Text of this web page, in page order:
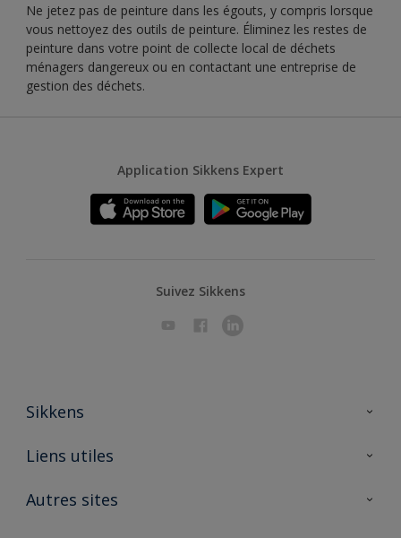
Ne jetez pas de peinture dans les égouts, y compris lorsque
vous nettoyez des outils de peinture. Éliminez les restes de
peinture dans votre point de collecte local de déchets
ménagers dangereux ou en contactant une entreprise de
gestion des déchets.
Application Sikkens Expert
Suivez Sikkens
Sikkens
A propos de Sikkens
Liens utiles
Ouvrir un magasin PASS
Autres sites